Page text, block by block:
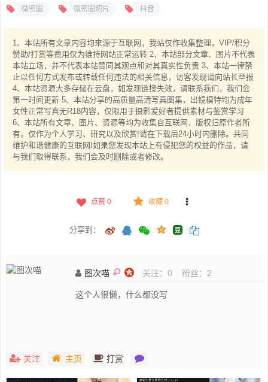
微密圈 微密圈照片 抖音
1、本站所有文章内容均来源于互联网，我站仅作收集整理，VIP/积分
赞助/打赏等费用仅为维持网站正常运转 2、本站部分文章、图片不代表
本站立场，并不代表本站赞同其观点和对其真实性负责 3、本站一律禁
止以任何方式发布或转载任何违法的相关信息，访客发现请向站长举报
4、本站资源大多存储在云盘，如发现链接失效，请联系我们，我们会
第一时间更新 5、本站分享的高质量高清写真图集，出镜模特均为成年
女性正常写真无R18内容，仅限用于摄影爱好者提供素材与鉴赏学习
6、本站所有文章、图片、资源等均为收集自互联网，版权归原作者所
有。仅作为个人学习、研究以及欣赏!请在下载后24小时内删除。共同
维护和谐健康的互联网!如果您发现本站上有侵犯您的权益的作品，请
与我们取得联系，我们会及时删除或者修改。
点赞 0 收藏 0
分享到：
图次喵 关注： 0 粉丝： 2
这个人很懒，什么都没写
关注 主页 打赏